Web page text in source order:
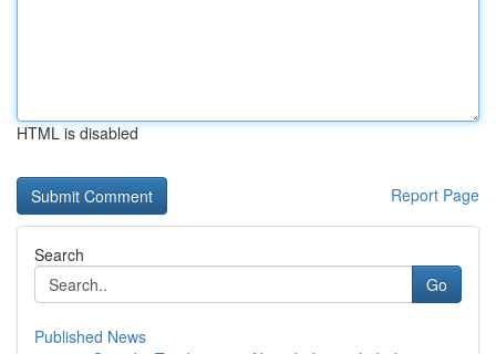
HTML is disabled
Report Page
Search
Go
Published News